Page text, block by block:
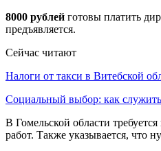
8000 рублей готовы платить
предъявляется.
Сейчас читают
Налоги от такси в Витебской
Социальный выбор: как
В Гомельской области
работ. Также указывается, что